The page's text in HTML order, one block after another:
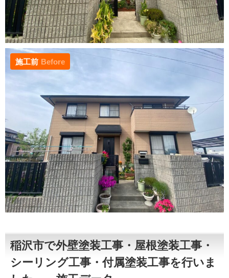
施工前 Before
稲沢市で外壁塗装工事・屋根塗装工事・
シーリング工事・付属塗装工事を行いま